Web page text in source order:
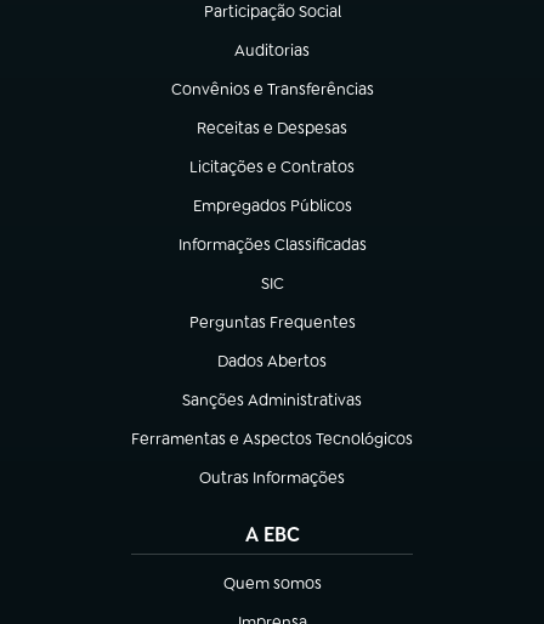
Participação Social
(abre em nova aba)
Auditorias
(abre em nova aba)
Convênios e Transferências
(abre em nova aba)
Receitas e Despesas
(abre em nova aba)
Licitações e Contratos
(abre em nova aba)
Empregados Públicos
(abre em nova aba)
Informações Classificadas
(abre em nova aba)
SIC
(abre em nova aba)
Perguntas Frequentes
(abre em nova aba)
Dados Abertos
(abre em nova aba)
Sanções Administrativas
(abre em nova aba)
Ferramentas e Aspectos Tecnológicos
(abre em nova aba)
Outras Informações
(abre em nova aba)
A EBC
Quem somos
(abre em nova aba)